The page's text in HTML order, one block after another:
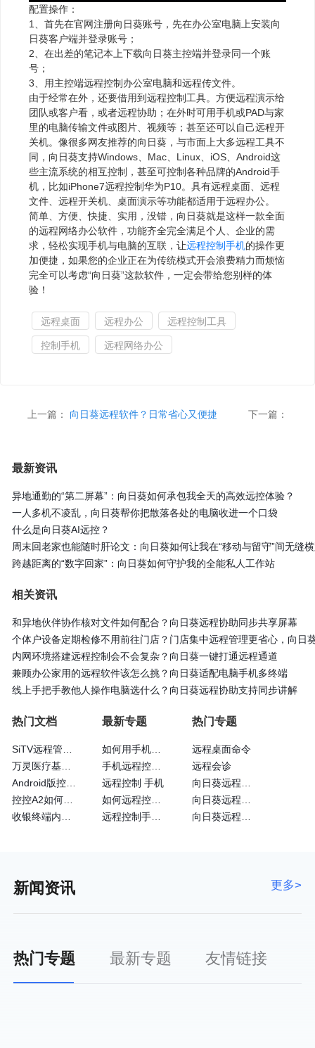
配置操作：
1、首先在官网注册向日葵账号，先在办公室电脑上安装向
日葵客户端并登录账号；
2、在出差的笔记本上下载向日葵主控端并登录同一个账
号；
3、用主控端远程控制办公室电脑和远程传文件。
由于经常在外，还要借用到远程控制工具。方便远程演示给
团队或客户看，或者远程协助；在外时可用手机或PAD与家
里的电脑传输文件或图片、视频等；甚至还可以自己远程开
关机。像很多网友推荐的向日葵，与市面上大多远程工具不
同，向日葵支持Windows、Mac、Linux、iOS、Android这
些主流系统的相互控制，甚至可控制各种品牌的Android手
机，比如iPhone7远程控制华为P10。具有远程桌面、远程
文件、远程开关机、桌面演示等功能都适用于远程办公。
简单、方便、快捷、实用，没错，向日葵就是这样一款全面
的远程网络办公软件，功能齐全完全满足个人、企业的需
求，轻松实现手机与电脑的互联，让远程控制手机的操作更
加便捷，如果您的企业正在为传统模式开会浪费精力而烦恼
完全可以考虑“向日葵”这款软件，一定会带给您别样的体
验！
远程桌面 远程办公 远程控制工具
控制手机 远程网络办公
上一篇： 向日葵远程软件？日常省心又便捷 下一篇：
最新资讯
异地通勤的“第二屏幕”：向日葵如何承包我全天的高效远控体验？
一人多机不凌乱，向日葵帮你把散落各处的电脑收进一个口袋
什么是向日葵AI远控？
周末回老家也能随时肝论文：向日葵如何让我在“移动与留守”间无缝
跨越距离的“数字回家”：向日葵如何守护我的全能私人工作站
相关资讯
和异地伙伴协作核对文件如何配合？向日葵远程协助同步共享屏幕
个体户设备定期检修不用前往门店？门店集中远程管理更省心，向日
内网环境搭建远程控制会不会复杂？向日葵一键打通远程通道
兼顾办公家用的远程软件该怎么挑？向日葵适配电脑手机多终端
线上手把手教他人操作电脑选什么？向日葵远程协助支持同步讲解
热门文档
SiTV远程管理维护户外广告屏大法—向日葵
万灵医疗基于向日葵的眼科远程诊断系统
Android版控制端常见问题
控控A2如何通过4G网卡上网
收银终端内嵌向日葵实现远程运维
最新专题
如何用手机远程控制手机
手机远程控制手机方法
远程控制 手机
如何远程控制苹果手机
远程控制手机的方法
热门专题
远程桌面命令
远程会诊
向日葵远程控制使用
向日葵远程控制黑屏
向日葵远程控制官方
新闻资讯 更多>
热门专题 最新专题 友情链接